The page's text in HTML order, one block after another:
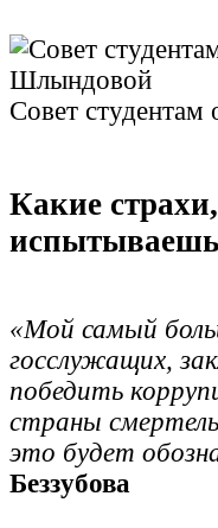
Совет
Какие
«Мой самый
госслужащих,
победить
страны
это будет
Беззубова